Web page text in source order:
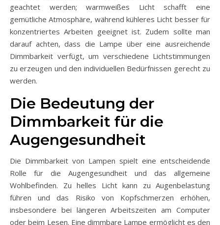
geachtet werden; warmweißes Licht schafft eine
gemütliche Atmosphäre, während kühleres Licht besser für
konzentriertes Arbeiten geeignet ist. Zudem sollte man
darauf achten, dass die Lampe über eine ausreichende
Dimmbarkeit verfügt, um verschiedene Lichtstimmungen
zu erzeugen und den individuellen Bedürfnissen gerecht zu
werden.
Die Bedeutung der
Dimmbarkeit für die
Augengesundheit
Die Dimmbarkeit von Lampen spielt eine entscheidende
Rolle für die Augengesundheit und das allgemeine
Wohlbefinden. Zu helles Licht kann zu Augenbelastung
führen und das Risiko von Kopfschmerzen erhöhen,
insbesondere bei längeren Arbeitszeiten am Computer
oder beim Lesen. Eine dimmbare Lampe ermöglicht es den